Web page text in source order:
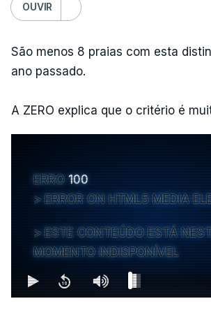
OUVIR
São menos 8 praias com esta
ano passado.
A ZERO explica que o critério é
ERRO 100
ERROR ON HTML5 MEDIA
ESTE CONTEÚDO ESTÁ
MOMENTO INDISPONÍVEL